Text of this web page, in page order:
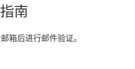
南
箱后进行邮件验证。